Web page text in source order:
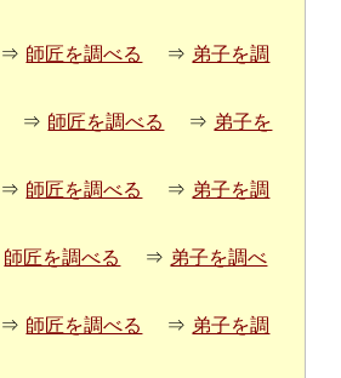
⇒ 師匠を調べる ⇒ 弟子を調
⇒ 師匠を調べる ⇒ 弟子を
⇒ 師匠を調べる ⇒ 弟子を調
師匠を調べる ⇒ 弟子を調べ
⇒ 師匠を調べる ⇒ 弟子を調